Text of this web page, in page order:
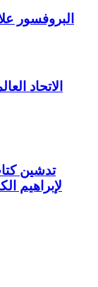
البروفسور
الاتحاد
تدشين
لإبراهيم